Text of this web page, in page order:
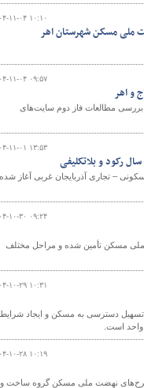
۱۴۰۴-۱۱-۰۴
ملی مسکن شهرستان اهر
۱۴۰۴-۱۱-۰۴
و اهر
مطالعات فاز دوم سایت‌های
۱۴۰۴-۱۱-۰۱
– تجاری آذربایجان غربی آغاز
۱۴۰۴-۱۰-۳۰
برای اجرای طرح نهضت ملی مسکن تأمین شده و مراحل مختلف
۱۴۰۴-۱۰-۲۹
دسترسی به مسکن و ایجاد شرایط
۱۴۰۴-۱۰-۲۸
در حال حاضر حدود ۵۴۴ واحد مسکونی از طرح‌های نهضت ملی مسکن گروه ساخت و